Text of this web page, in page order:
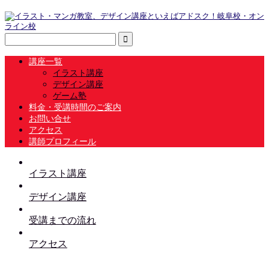
講座一覧
イラスト講座
デザイン講座
ゲーム塾
料金・受講時間のご案内
お問い合せ
アクセス
講師プロフィール
イラスト講座
デザイン講座
受講までの流れ
アクセス